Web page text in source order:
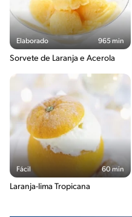
Elaborado 965 min
Sorvete de Laranja e Acerola
Fácil 60 min
Laranja-lima Tropicana